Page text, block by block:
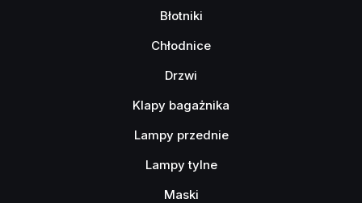
Błotniki
Chłodnice
Drzwi
Klapy bagażnika
Lampy przednie
Lampy tylne
Maski